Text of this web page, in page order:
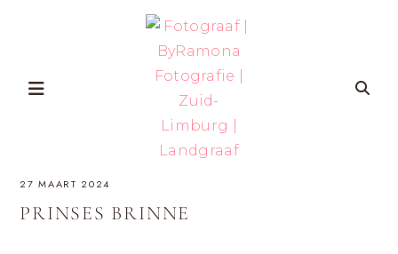
|
IN
ZUID-
27 MAART 2024
PRINSES BRINNE